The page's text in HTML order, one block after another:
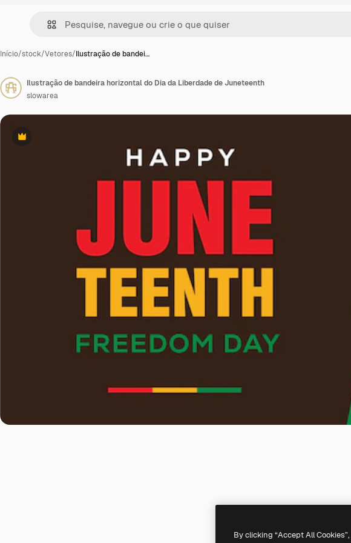
Início/stock/Vetores/Ilustração de bandei…
Premium
Ilustração de bandeira horizontal do Dia da Liberdade de Juneteenth
slowarea
By clicking “Accept All